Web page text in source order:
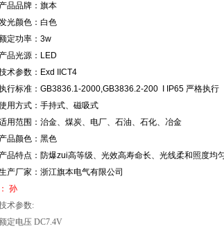
产品品牌：旗本
光颜色：白色
定功率：3w
产品光源：LED
术参数：Exd IICT4
行标准：GB3836.1-2000,GB3836.2-200 I IP65 严格执行
用方式：手持式、磁吸式
用范围：治金、煤炭、电厂、石油、石化、冶金
产品颜色：黑色
产品特点：防爆zui高等级、光效高寿命长、光线柔和照度均
产厂家：浙江旗本电气有限公司
： 孙
术参数:
定电压 DC7.4V